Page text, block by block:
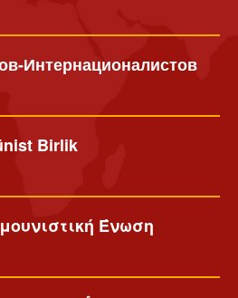
Интернационалистов
Birlik
Ένωση